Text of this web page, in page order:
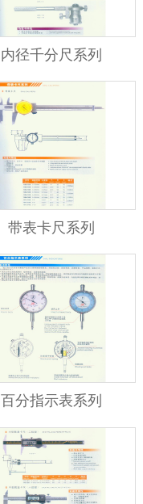
内径千分尺系列
带表卡尺系列
百分指示表系列